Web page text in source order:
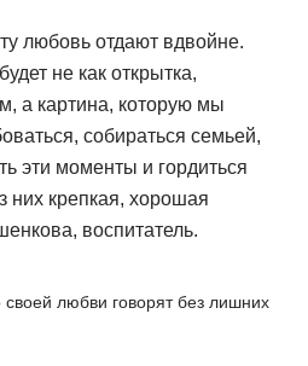
любовь отдают вдвойне.
не как открытка,
а картина, которую мы
собираться семьей,
эти моменты и гордиться
них крепкая, хорошая
воспитатель.
любви говорят без лишних